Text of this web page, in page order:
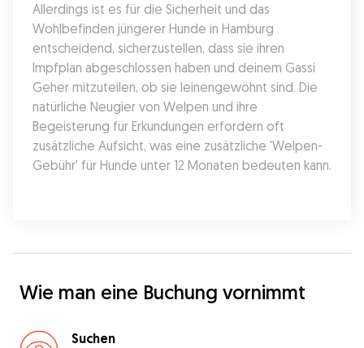
Allerdings ist es für die Sicherheit und das
Wohlbefinden jüngerer Hunde in Hamburg
entscheidend, sicherzustellen, dass sie ihren
Impfplan abgeschlossen haben und deinem Gassi
Geher mitzuteilen, ob sie leinengewöhnt sind. Die
natürliche Neugier von Welpen und ihre
Begeisterung für Erkundungen erfordern oft
zusätzliche Aufsicht, was eine zusätzliche 'Welpen-
Gebühr' für Hunde unter 12 Monaten bedeuten kann.
Wie man eine Buchung vornimmt
Suchen